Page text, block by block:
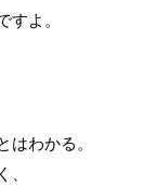
すよ。
はわかる。
、